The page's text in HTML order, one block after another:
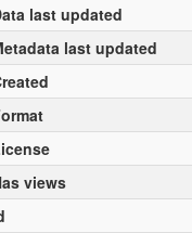
last updated
last updated
views